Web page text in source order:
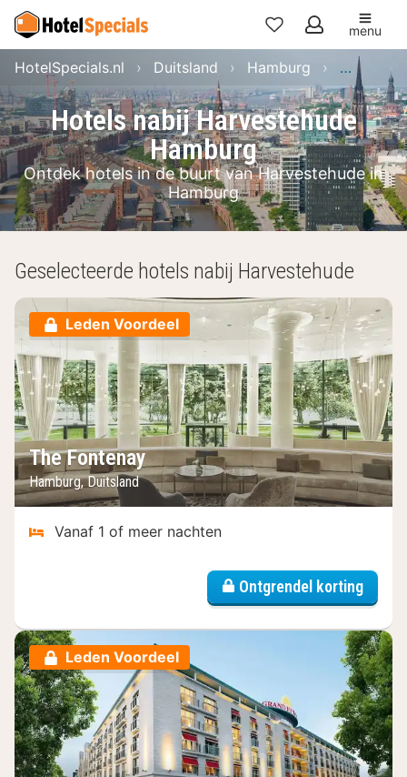
Mijn
favorieten
menu
Hotels nabij Harvestehude
Hamburg
Ontdek hotels in de buurt van Harvestehude in
Hamburg
HotelSpecials.nl Duitsland Hamburg Hamburg
Geselecteerde hotels nabij Harvestehude
Leden Voordeel
The Fontenay
Hamburg, Duitsland
Vanaf 1 of meer nachten
Ontgrendel korting
Leden Voordeel